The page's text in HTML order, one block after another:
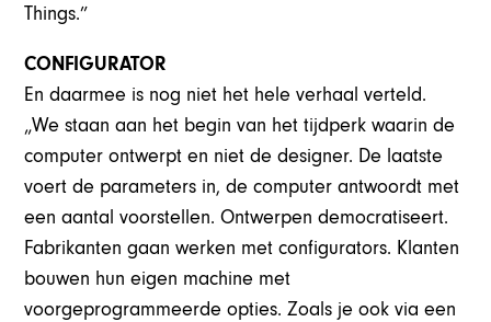
Things.”
CONFIGURATOR
En daarmee is nog niet het hele verhaal verteld.
„We staan aan het begin van het tijdperk waarin de
computer ontwerpt en niet de designer. De laatste
voert de parameters in, de computer antwoordt met
een aantal voorstellen. Ontwerpen democratiseert.
Fabrikanten gaan werken met configurators. Klanten
bouwen hun eigen machine met
voorgeprogrammeerde opties. Zoals je ook via een